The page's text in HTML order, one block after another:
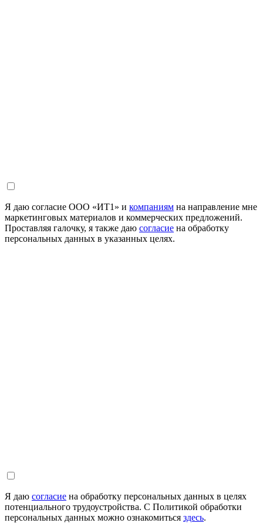
Я даю согласие ООО «ИТ1» и компаниям на направление мне
маркетинговых материалов и коммерческих предложений.
Проставляя галочку, я также даю согласие на обработку
персональных данных в указанных целях.
Я даю согласие на обработку персональных данных в целях
потенциального трудоустройства. С Политикой обработки
персональных данных можно ознакомиться здесь.